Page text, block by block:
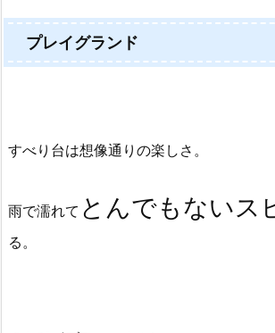
プレイグランド
すべり台は想像通りの楽しさ。
雨で濡れて とんでもないス
る。